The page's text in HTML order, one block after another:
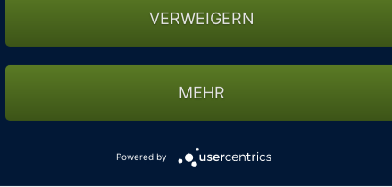
VERWEIGERN
MEHR
Powered by